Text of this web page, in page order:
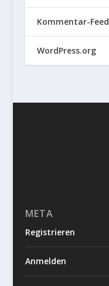
Kommentar-Feed
WordPress.org
META
Registrieren
Anmelden